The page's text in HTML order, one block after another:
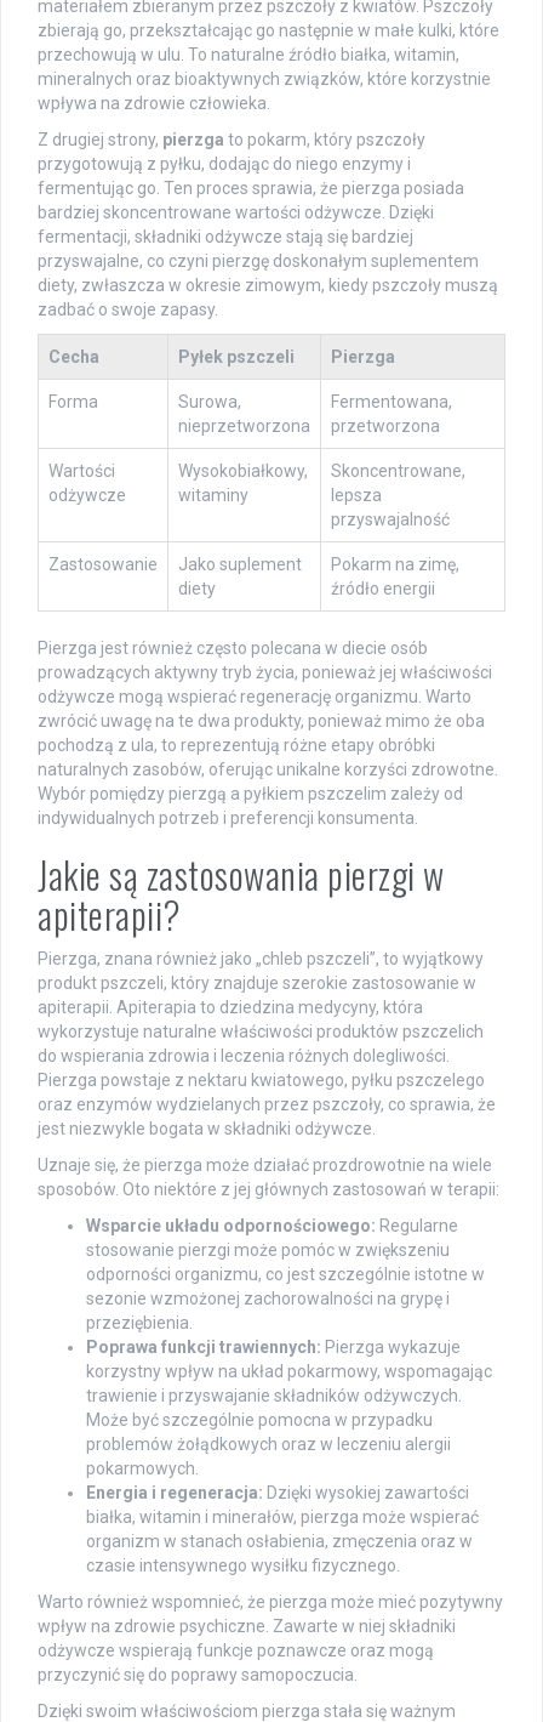
materiałem zbieranym przez pszczoły z kwiatów. Pszczoły
zbierają go, przekształcając go następnie w małe kulki, które
przechowują w ulu. To naturalne źródło białka, witamin,
mineralnych oraz bioaktywnych związków, które korzystnie
wpływa na zdrowie człowieka.
Z drugiej strony, pierzga to pokarm, który pszczoły
przygotowują z pyłku, dodając do niego enzymy i
fermentując go. Ten proces sprawia, że pierzga posiada
bardziej skoncentrowane wartości odżywcze. Dzięki
fermentacji, składniki odżywcze stają się bardziej
przyswajalne, co czyni pierzgę doskonałym suplementem
diety, zwłaszcza w okresie zimowym, kiedy pszczoły muszą
zadbać o swoje zapasy.
Cecha Pyłek pszczeli Pierzga
Forma
Surowa,
nieprzetworzona
Fermentowana,
przetworzona
Wartości
odżywcze
Wysokobiałkowy,
witaminy
Skoncentrowane,
lepsza
przyswajalność
Zastosowanie
Jako suplement
diety
Pokarm na zimę,
źródło energii
Pierzga jest również często polecana w diecie osób
prowadzących aktywny tryb życia, ponieważ jej właściwości
odżywcze mogą wspierać regenerację organizmu. Warto
zwrócić uwagę na te dwa produkty, ponieważ mimo że oba
pochodzą z ula, to reprezentują różne etapy obróbki
naturalnych zasobów, oferując unikalne korzyści zdrowotne.
Wybór pomiędzy pierzgą a pyłkiem pszczelim zależy od
indywidualnych potrzeb i preferencji konsumenta.
Jakie są zastosowania pierzgi w
apiterapii?
Pierzga, znana również jako „chleb pszczeli”, to wyjątkowy
produkt pszczeli, który znajduje szerokie zastosowanie w
apiterapii. Apiterapia to dziedzina medycyny, która
wykorzystuje naturalne właściwości produktów pszczelich
do wspierania zdrowia i leczenia różnych dolegliwości.
Pierzga powstaje z nektaru kwiatowego, pyłku pszczelego
oraz enzymów wydzielanych przez pszczoły, co sprawia, że
jest niezwykle bogata w składniki odżywcze.
Uznaje się, że pierzga może działać prozdrowotnie na wiele
sposobów. Oto niektóre z jej głównych zastosowań w terapii:
Wsparcie układu odpornościowego: Regularne
stosowanie pierzgi może pomóc w zwiększeniu
odporności organizmu, co jest szczególnie istotne w
sezonie wzmożonej zachorowalności na grypę i
przeziębienia.
Poprawa funkcji trawiennych: Pierzga wykazuje
korzystny wpływ na układ pokarmowy, wspomagając
trawienie i przyswajanie składników odżywczych.
Może być szczególnie pomocna w przypadku
problemów żołądkowych oraz w leczeniu alergii
pokarmowych.
Energia i regeneracja: Dzięki wysokiej zawartości
białka, witamin i minerałów, pierzga może wspierać
organizm w stanach osłabienia, zmęczenia oraz w
czasie intensywnego wysiłku fizycznego.
Warto również wspomnieć, że pierzga może mieć pozytywny
wpływ na zdrowie psychiczne. Zawarte w niej składniki
odżywcze wspierają funkcje poznawcze oraz mogą
przyczynić się do poprawy samopoczucia.
Dzięki swoim właściwościom pierzga stała się ważnym